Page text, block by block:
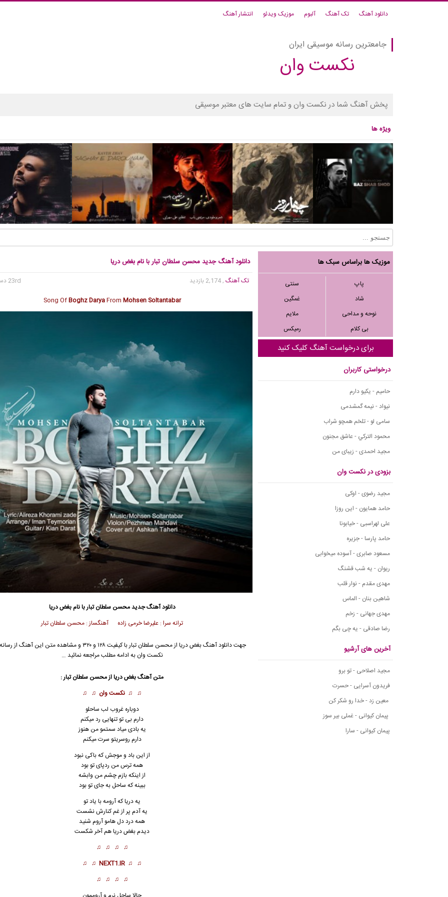
دانلود آهنگ تک آهنگ آلبوم موزیک ویدئو انتشار آهنگ
جامعترین رسانه موسیقی ایران
نکست وان
پخش آهنگ شما در نکست وان و تمام سایت های معتبر موسیقی
ویژه ها
موزیک ها براساس سبک ها
پاپ
سنتی
شاد
غمگین
نوحه و مداحی
ملایم
بی کلام
رمیکس
برای درخواست آهنگ کلیک کنید
درخواستی کاربران
حامیم - یکیو دارم
نیواد - نیمه گمشدمی
سامی لو - تلخم همچو شراب
محمود التركي - عاشق مجنون
مجید احمدی - زیبای من
بزودی در نکست وان
مجید رضوی - اوکی
حامد همایون - این روزا
علی لهراسبی - خیابونا
حامد پارسا - جزیره
مسعود صابری - آسوده میخوابی
ریوان - یه شب قشنگ
مهدی مقدم - نوار قلب
شاهین بنان - الماس
مهدی جهانی - زخم
رضا صادقی - یه چی بگم
آخرین های آرشیو
مجید اصلاحی - تو برو
فریدون آسرایی - حسرت
معین زد - خدا رو شکر کن
پیمان کیوانی - غملی بیر سوز
پیمان کیوانی - سارا
دانلود آهنگ جدید محسن سلطان تبار با نام بغض دریا
تک آهنگ, 2,174 بازدید
23rd دسامبر 2016
Song OfBoghz DaryaFrom Mohsen Soltantabar
دانلود آهنگ جدیدمحسن سلطان تباربا نام بغض دریا
ترانه سرا : علیرضا خرمی زاده آهنگساز : محسن سلطان تبار
جهت دانلود آهنگ بغض دریا ازمحسن سلطان تبار
با کیفیت ۱۲۸ و ۳۲۰ و مشاهده متن این آهنگ از
نکست وان به ادامه مطلب مراجعه نمائید …
متن آهنگ بغض دریا ازمحسن سلطان تبار:
♫ ♫ نکست وان ♫ ♫
دوباره غروب لب ساحلو
دارم بی تو تنهایی رد میکنم
یه بادی میاد سمتمو من هنوز
دارم روسریتو سرت میکنم
از این باد و موجش که باکی نبود
همه ترس من ردپای تو بود
از اینکه بازم چشم من وابشه
ببینه که ساحل به جای تو بود
یهدریاکه آرومه با یاد تو
یه آدم پر از غم کنارش نشست
همه درد دل هامو آروم شنید
دیدم بغض دریا هم آخر شکست
♫ ♫ ♫ ♫
♫ ♫
NEXT1.IR
♫ ♫
♫ ♫ ♫ ♫